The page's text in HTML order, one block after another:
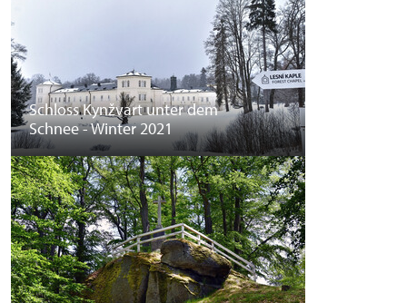
Schloss Kynžvart unter dem
Schnee - Winter 2021